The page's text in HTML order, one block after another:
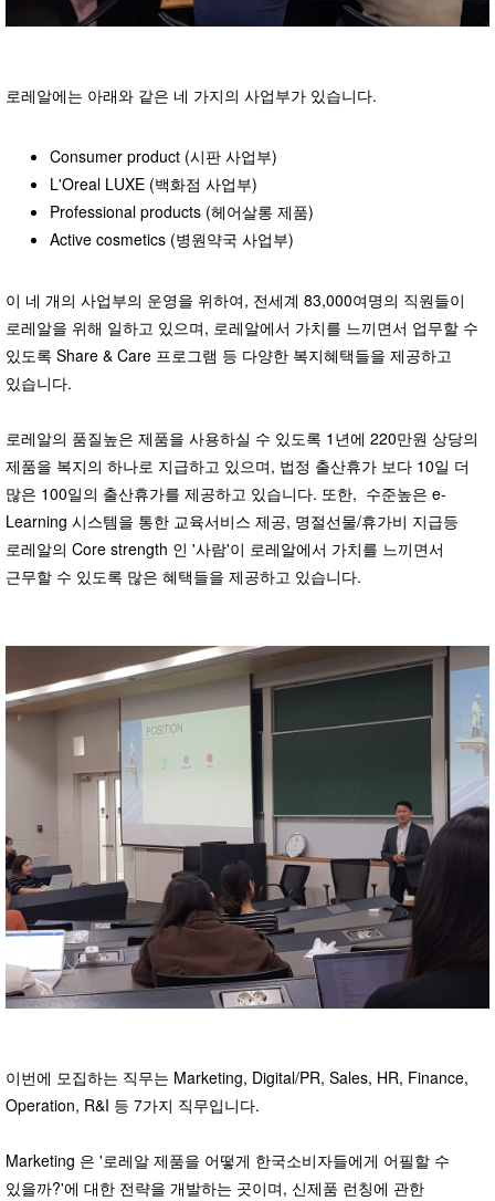
로레알에는 아래와 같은 네 가지의 사업부가 있습니다.
Consumer product (시판 사업부)
L'Oreal LUXE (백화점 사업부)
Professional products (헤어살롱 제품)
Active cosmetics (병원약국 사업부)
이 네 개의 사업부의 운영을 위하여, 전세계 83,000여명의 직원들이
로레알을 위해 일하고 있으며, 로레알에서 가치를 느끼면서 업무할 수
있도록 Share & Care 프로그램 등 다양한 복지혜택들을 제공하고
있습니다.
로레알의 품질높은 제품을 사용하실 수 있도록 1년에 220만원 상당의
제품을 복지의 하나로 지급하고 있으며, 법정 출산휴가 보다 10일 더
많은 100일의 출산휴가를 제공하고 있습니다. 또한, 수준높은 e-
Learning 시스템을 통한 교육서비스 제공, 명절선물/휴가비 지급등
로레알의 Core strength 인 '사람'이 로레알에서 가치를 느끼면서
근무할 수 있도록 많은 혜택들을 제공하고 있습니다.
이번에 모집하는 직무는 Marketing, Digital/PR, Sales, HR, Finance,
Operation, R&I 등 7가지 직무입니다.
Marketing 은 '로레알 제품을 어떻게 한국소비자들에게 어필할 수
있을까?'에 대한 전략을 개발하는 곳이며, 신제품 런칭에 관한